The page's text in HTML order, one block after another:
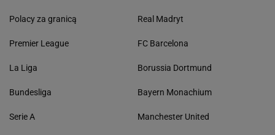
Polacy za granicą
Premier League
La Liga
Bundesliga
Serie A
Real Madryt
FC Barcelona
Borussia Dortmund
Bayern Monachium
Manchester United